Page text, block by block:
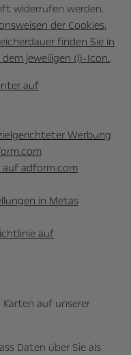
widerrufen werden.
der Cookies,
finden Sie in
jeweiligen (i)-Icon..
auf
Werbung
adform.com
in Metas
auf
auf unserer
Daten über Sie als